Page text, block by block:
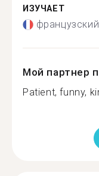
ИЗУЧАЕТ
французский
Мой партнер
Patient, funny,